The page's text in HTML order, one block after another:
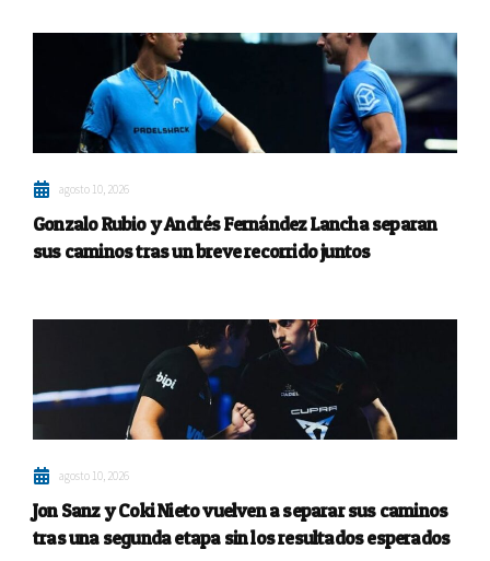
agosto 10, 2026
Gonzalo Rubio y Andrés Fernández Lancha separan
sus caminos tras un breve recorrido juntos
agosto 10, 2026
Jon Sanz y Coki Nieto vuelven a separar sus caminos
tras una segunda etapa sin los resultados esperados